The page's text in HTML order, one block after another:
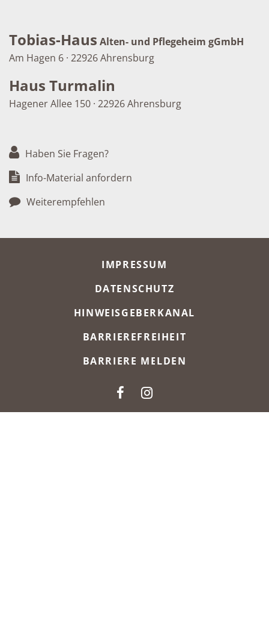
Tobias-Haus Alten- und Pflegeheim gGmbH
Am Hagen 6 · 22926 Ahrensburg
Haus Turmalin
Hagener Allee 150 · 22926 Ahrensburg
Haben Sie Fragen?
Info-Material anfordern
Weiterempfehlen
IMPRESSUM
DATENSCHUTZ
HINWEISGEBERKANAL
BARRIEREFREIHEIT
BARRIERE MELDEN